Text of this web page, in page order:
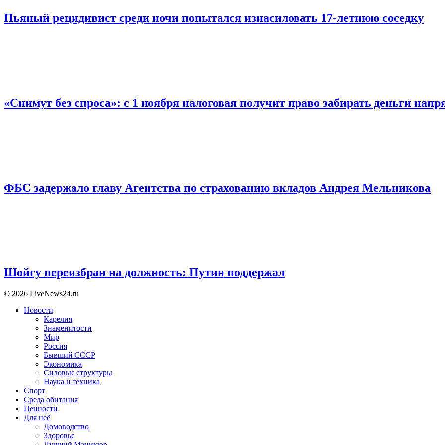
Пьяный рецидивист среди ночи попытался изнасиловать 17-летнюю соседку
«Снимут без спроса»: с 1 ноября налоговая получит право забирать деньги
ФБС задержало главу Агентства по страхованию вкладов Андрея Мельникова
Шойгу переизбран на должность: Путин поддержал
© 2026 LiveNews24.ru
Новости
Карелия
Знаменитости
Мир
Россия
Бывший СССР
Экономика
Силовые структуры
Наука и техника
Спорт
Среда обитания
Ценности
Для неё
Домоводство
Здоровье